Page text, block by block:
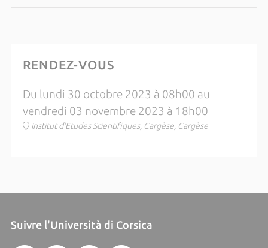
RENDEZ-VOUS
Du lundi 30 octobre 2023 à 08h00 au
vendredi 03 novembre 2023 à 18h00
Institut d'Etudes Scientifiques, Cargèse, Cargèse
Suivre l'Università di Corsica